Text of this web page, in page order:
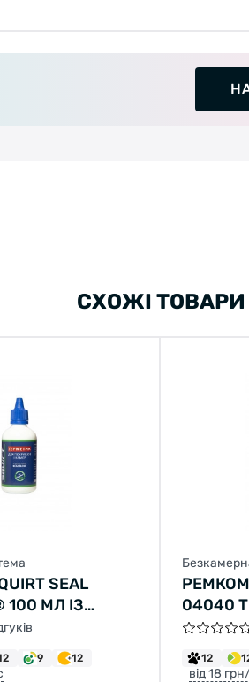
СХОЖІ ТОВАРИ
SEAL
100 МЛ ІЗ
9 12
04040
REPAIR
12
від 18